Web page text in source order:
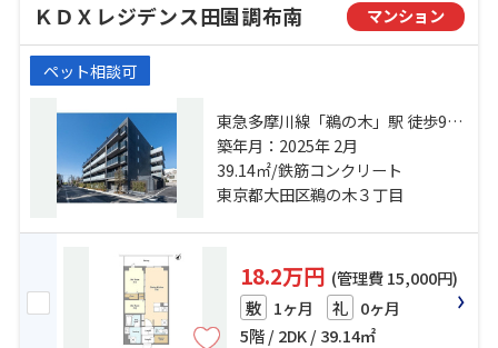
ＫＤＸレジデンス田園調布南 マンション
ペット相談可
東急多摩川線「鵜の木」駅 徒歩9分
東急多摩川線「沼部」駅 徒歩12分
東急池上線「久が原」駅 徒歩14分
築年月：2025年 2月
39.14㎡/鉄筋コンクリート
東京都大田区鵜の木３丁目
18.2万円 (管理費 15,000円)
敷 1ヶ月 礼 0ヶ月
5階 / 2DK / 39.14㎡